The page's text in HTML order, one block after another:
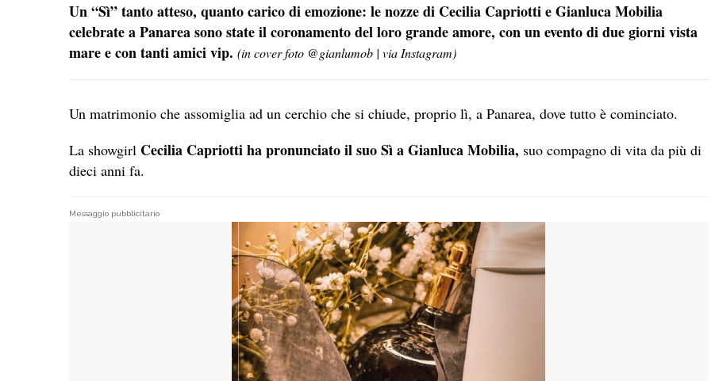
Un “Sì” tanto atteso, quanto carico di emozione: le nozze di Cecilia Capriotti e Gianluca Mobilia
celebrate a Panarea sono state il coronamento del loro grande amore, con un evento di due giorni vista
mare e con tanti amici vip. (in cover foto @gianlumob | via Instagram)
Un matrimonio che assomiglia ad un cerchio che si chiude, proprio lì, a Panarea, dove tutto è cominciato.
La showgirl Cecilia Capriotti ha pronunciato il suo Sì a Gianluca Mobilia, suo compagno di vita da più di
dieci anni fa.
Messaggio pubblicitario